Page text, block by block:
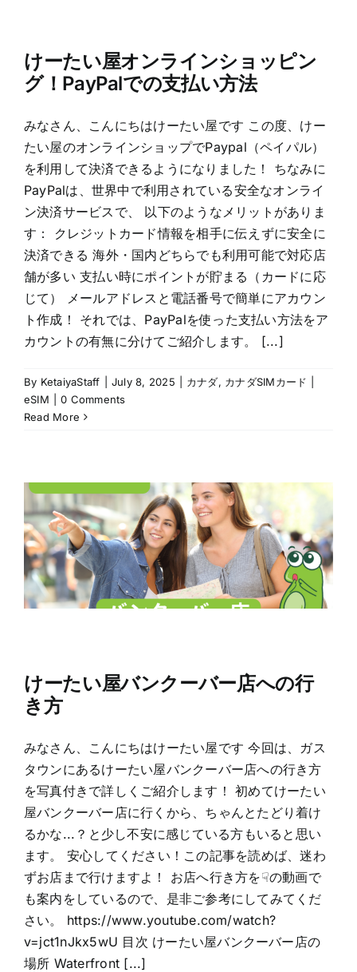
けーたい屋オンラインショッピン
グ！PayPalでの支払い方法
みなさん、こんにちはけーたい屋です この度、けー
たい屋のオンラインショップでPaypal（ペイパル）
を利用して決済できるようになりました！ ちなみに
PayPalは、世界中で利用されている安全なオンライ
ン決済サービスで、 以下のようなメリットがありま
す： クレジットカード情報を相手に伝えずに安全に
決済できる 海外・国内どちらでも利用可能で対応店
舗が多い 支払い時にポイントが貯まる（カードに応
じて） メールアドレスと電話番号で簡単にアカウン
ト作成！ それでは、PayPalを使った支払い方法をア
カウントの有無に分けてご紹介します。 [...]
By KetaiyaStaff July 8, 2025 カナダ, カナダSIMカード |
eSIM
0 Comments
Read More
けーたい屋バンクーバー店への行
き方
みなさん、こんにちはけーたい屋です 今回は、ガス
タウンにあるけーたい屋バンクーバー店への行き方
を写真付きで詳しくご紹介します！ 初めてけーたい
屋バンクーバー店に行くから、ちゃんとたどり着け
るかな...？と少し不安に感じている方もいると思い
ます。 安心してください！この記事を読めば、迷わ
ずお店まで行けますよ！ お店へ行き方を☟の動画で
も案内をしているので、是非ご参考にしてみてくだ
さい。 https://www.youtube.com/watch?
v=jct1nJkx5wU 目次 けーたい屋バンクーバー店の
場所 Waterfront [...]